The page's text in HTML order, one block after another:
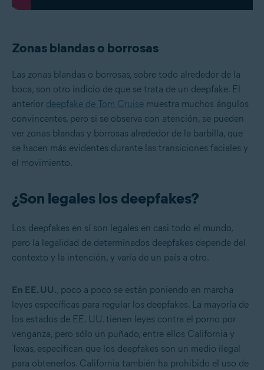
Zonas blandas o borrosas
Las zonas blandas o borrosas, sobre todo alrededor de la
boca, son otro indicio de que se trata de un deepfake. El
anterior deepfake de Tom Cruise muestra muchos ángulos
convincentes, pero si se observa con atención, se pueden
ver zonas blandas y borrosas alrededor de la barbilla, que
se hacen más evidentes durante las transiciones faciales y
el movimiento.
¿Son legales los deepfakes?
Los deepfakes en sí son legales en casi todo el mundo,
pero la legalidad de determinados deepfakes depende del
contexto y la intención, y varía de un país a otro.
En EE. UU., poco a poco se están poniendo en marcha
leyes específicas para regular los deepfakes. La mayoría de
los estados de EE. UU. tienen leyes contra el porno por
venganza, pero sólo un puñado, entre ellos California y
Texas, especifican que los deepfakes son un medio ilegal
para obtenerlos. California también ha prohibido el uso de